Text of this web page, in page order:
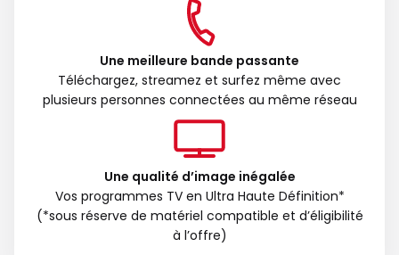
Une meilleure bande passante
Téléchargez, streamez et surfez même avec
plusieurs personnes connectées au même réseau
Une qualité d’image inégalée
Vos programmes TV en Ultra Haute Définition*
(*sous réserve de matériel compatible et d’éligibilité
à l’offre)